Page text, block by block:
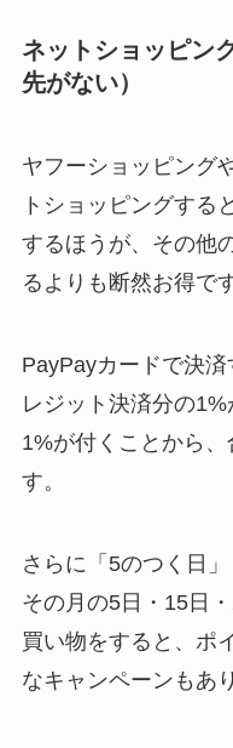
ネットショッピン
先がない）
ヤフーショッピング
トショッピングする
するほうが、その他
るよりも断然お得です
PayPayカードで決
レジット決済分の
1%が付くことから
す。
さらに「5のつく日
その月の5日・15日
買い物をすると、ポ
なキャンペーンもあ